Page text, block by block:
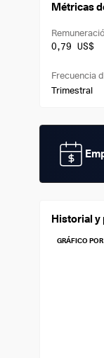
Métricas
0,79 US$
Frecuencia
Trimestral
Historial y
GRÁFICO POR